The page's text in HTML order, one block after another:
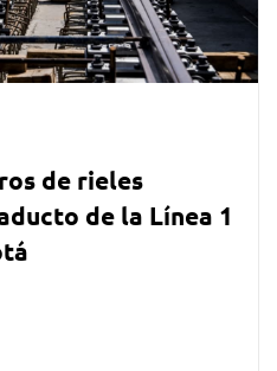
de rieles
de la Línea 1